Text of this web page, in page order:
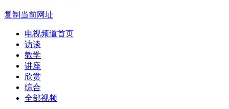
复制当前网址
电视频道首页
访谈
教学
讲座
欣赏
综合
全部视频